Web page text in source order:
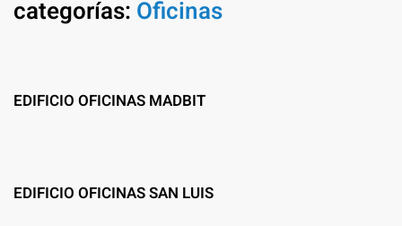
categorías: Oficinas
EDIFICIO OFICINAS MADBIT
EDIFICIO OFICINAS SAN LUIS